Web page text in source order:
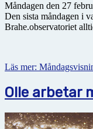
Måndagen den 27
Den sista måndagen i
Brahe.observatoriet
Läs mer:
Olle arbetar